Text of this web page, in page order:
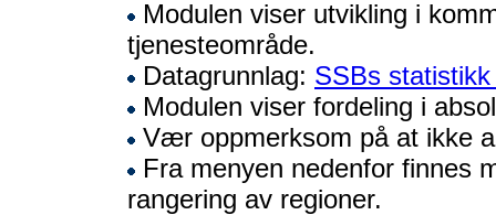
Modulen viser utvikling i
tjenesteområde.
Datagrunnlag: SSBs
Modulen viser fordeling i
Vær oppmerksom på at ikke
Fra menyen nedenfor finnes
rangering av regioner.